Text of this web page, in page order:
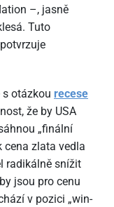
–, jasně
Tuto
otázkou recese
že by USA
„finální
cena zlata vedla
radikálně snížit
jsou pro cenu
v pozici „win-